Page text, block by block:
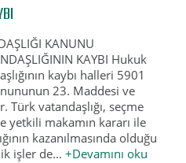
KANUNU
KAYBI Hukuk
kaybı halleri 5901
23. Maddesi ve
Türk vatandaşlığı, seçme
yetkili makamın kararı ile
kazanılmasında olduğu
işler de...+Devamını oku